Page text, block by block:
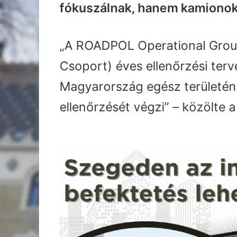
fókuszálnak, hanem
„A ROADPOL Operational
Csoport) éves ellenőrzési
Magyarország egész
ellenőrzését végzi” – közölte a